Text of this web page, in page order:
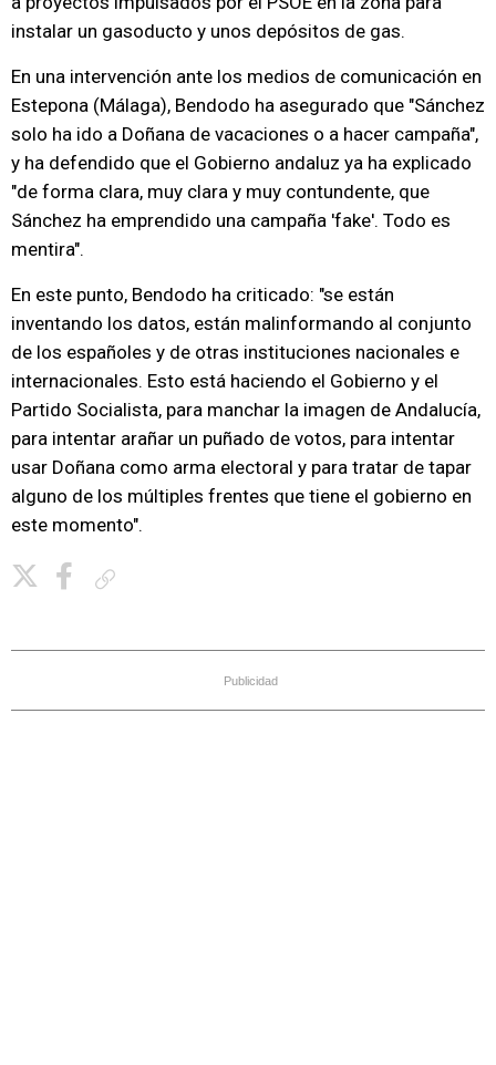
instalar un gasoducto y unos depósitos de gas.
En una intervención ante los medios de comunicación en
Estepona (Málaga), Bendodo ha asegurado que "Sánchez
solo ha ido a Doñana de vacaciones o a hacer campaña",
y ha defendido que el Gobierno andaluz ya ha explicado
"de forma clara, muy clara y muy contundente, que
Sánchez ha emprendido una campaña 'fake'. Todo es
mentira".
En este punto, Bendodo ha criticado: "se están
inventando los datos, están malinformando al conjunto
de los españoles y de otras instituciones nacionales e
internacionales. Esto está haciendo el Gobierno y el
Partido Socialista, para manchar la imagen de Andalucía,
para intentar arañar un puñado de votos, para intentar
usar Doñana como arma electoral y para tratar de tapar
alguno de los múltiples frentes que tiene el gobierno en
este momento".
Publicidad